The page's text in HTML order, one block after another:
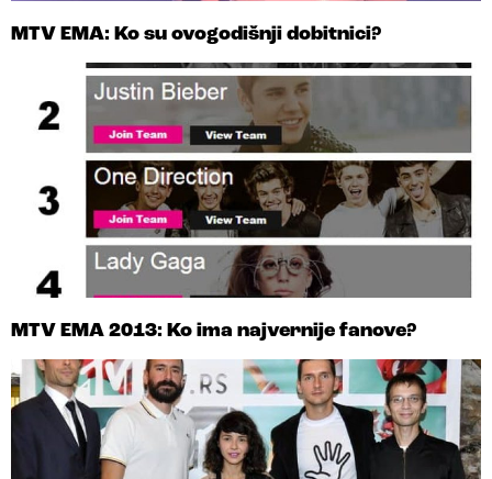
MTV EMA: Ko su ovogodišnji dobitnici?
MTV EMA 2013: Ko ima najvernije fanove?